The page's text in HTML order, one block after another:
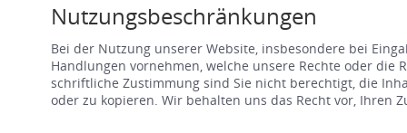
Nutzungsbeschränkungen
Bei der Nutzung unserer Website, insbesondere bei
Handlungen vornehmen, welche unsere Rechte oder
schriftliche Zustimmung sind Sie nicht berechtigt, die
oder zu kopieren. Wir behalten uns das Recht vor, Ihren